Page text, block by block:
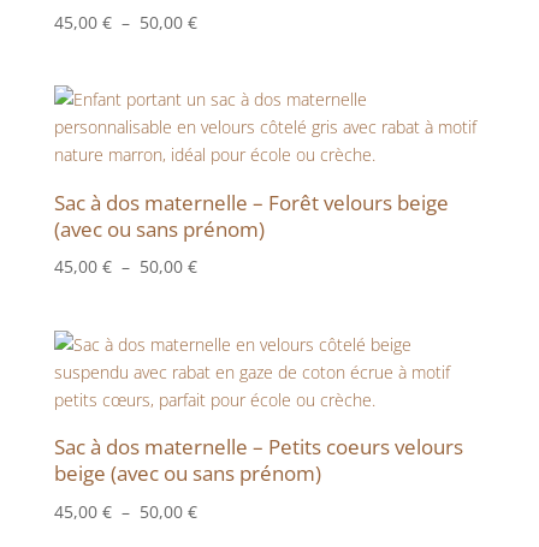
45,00 € – 50,00 €Plage
45,00 €
à
50,00 €
Sac à dos maternelle – Forêt velours beige
(avec ou sans prénom)
45,00 € – 50,00 €Plage
45,00 €
à
50,00 €
Sac à dos maternelle – Petits coeurs velours
beige (avec ou sans prénom)
45,00 € – 50,00 €Plage